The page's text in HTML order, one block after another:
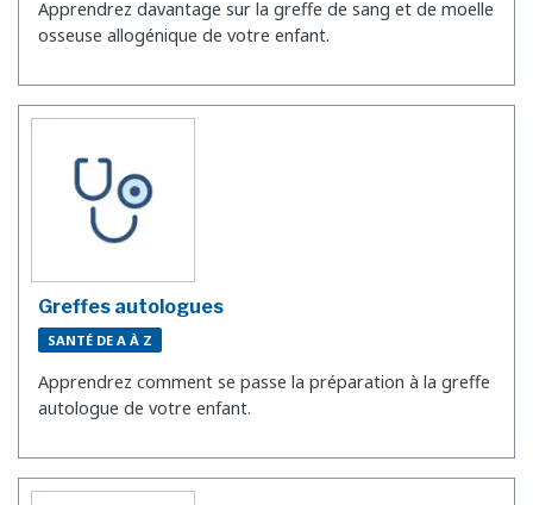
Apprendrez davantage sur la greffe de sang et de moelle
osseuse allogénique de votre enfant.
Greffes autologues
SANTÉ DE A À Z
Apprendrez comment se passe la préparation à la greffe
autologue de votre enfant.